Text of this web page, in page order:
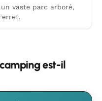
un vaste parc arboré,
est-il